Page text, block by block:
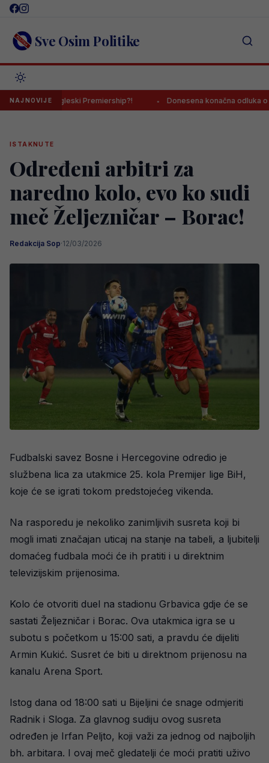
Skip
content Sve Osim Politike
NAJNOVIJE
u engleski Premiership?! Donesena konačna odluka o
ISTAKNUTE
Određeni arbitri za
naredno kolo, evo ko sudi
meč Željezničar – Borac!
Redakcija Sop·12/03/2026
Fudbalski savez Bosne i Hercegovine odredio je
službena lica za utakmice 25. kola Premijer lige BiH,
koje će se igrati tokom predstojećeg vikenda.
Na rasporedu je nekoliko zanimljivih susreta koji bi
mogli imati značajan uticaj na stanje na tabeli, a ljubitelji
domaćeg fudbala moći će ih pratiti i u direktnim
televizijskim prijenosima.
Kolo će otvoriti duel na stadionu Grbavica gdje će se
sastati Željezničar i Borac. Ova utakmica igra se u
subotu s početkom u 15:00 sati, a pravdu će dijeliti
Armin Kukić. Susret će biti u direktnom prijenosu na
kanalu Arena Sport.
Istog dana od 18:00 sati u Bijeljini će snage odmjeriti
Radnik i Sloga. Za glavnog sudiju ovog susreta
određen je Irfan Peljto, koji važi za jednog od najboljih
bh. arbitara. I ovaj meč gledatelji će moći pratiti uživo